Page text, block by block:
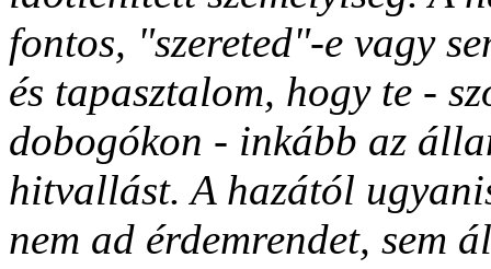
fontos, "szereted"-e vagy
és tapasztalom, hogy te -
dobogókon - inkább az
hitvallást. A hazától
nem ad érdemrendet, sem